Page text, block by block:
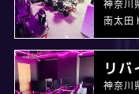
神奈川
南太田
リ
神奈川